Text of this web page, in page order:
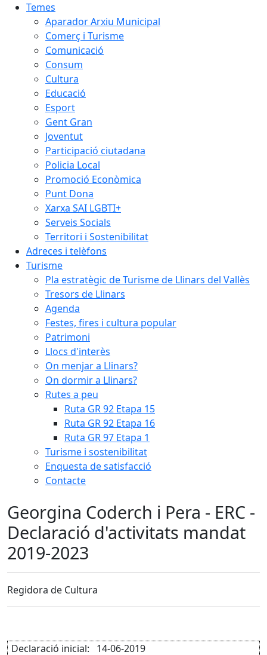
Temes
Aparador Arxiu Municipal
Comerç i Turisme
Comunicació
Consum
Cultura
Educació
Esport
Gent Gran
Joventut
Participació ciutadana
Policia Local
Promoció Econòmica
Punt Dona
Xarxa SAI LGBTI+
Serveis Socials
Territori i Sostenibilitat
Adreces i telèfons
Turisme
Pla estratègic de Turisme de Llinars del Vallès
Tresors de Llinars
Agenda
Festes, fires i cultura popular
Patrimoni
Llocs d'interès
On menjar a Llinars?
On dormir a Llinars?
Rutes a peu
Ruta GR 92 Etapa 15
Ruta GR 92 Etapa 16
Ruta GR 97 Etapa 1
Turisme i sostenibilitat
Enquesta de satisfacció
Contacte
Georgina Coderch i Pera - ERC -
Declaració d'activitats mandat
2019-2023
Regidora de Cultura
Declaració inicial: 14-06-2019